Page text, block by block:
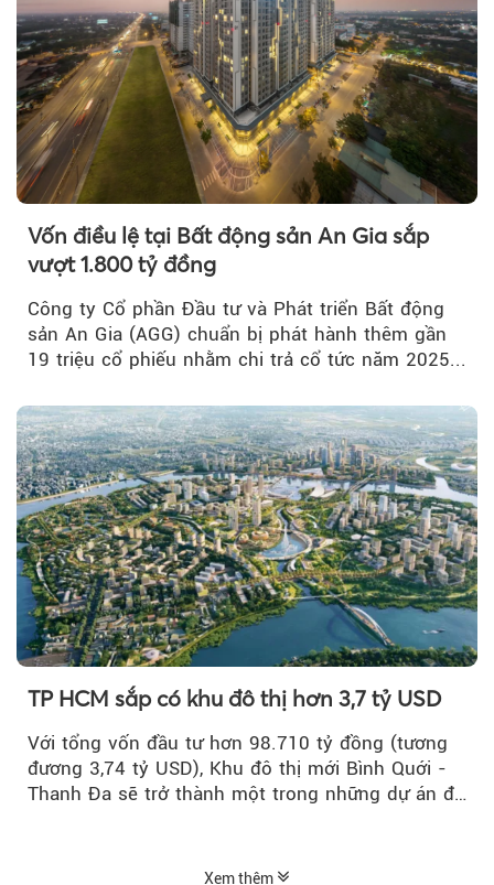
Vốn điều lệ tại Bất động sản An Gia sắp
vượt 1.800 tỷ đồng
Công ty Cổ phần Đầu tư và Phát triển Bất động
sản An Gia (AGG) chuẩn bị phát hành thêm gần
19 triệu cổ phiếu nhằm chi trả cổ tức năm 2025...
TP HCM sắp có khu đô thị hơn 3,7 tỷ USD
Với tổng vốn đầu tư hơn 98.710 tỷ đồng (tương
đương 3,74 tỷ USD), Khu đô thị mới Bình Quới -
Thanh Đa sẽ trở thành một trong những dự án đô
Xem thêm